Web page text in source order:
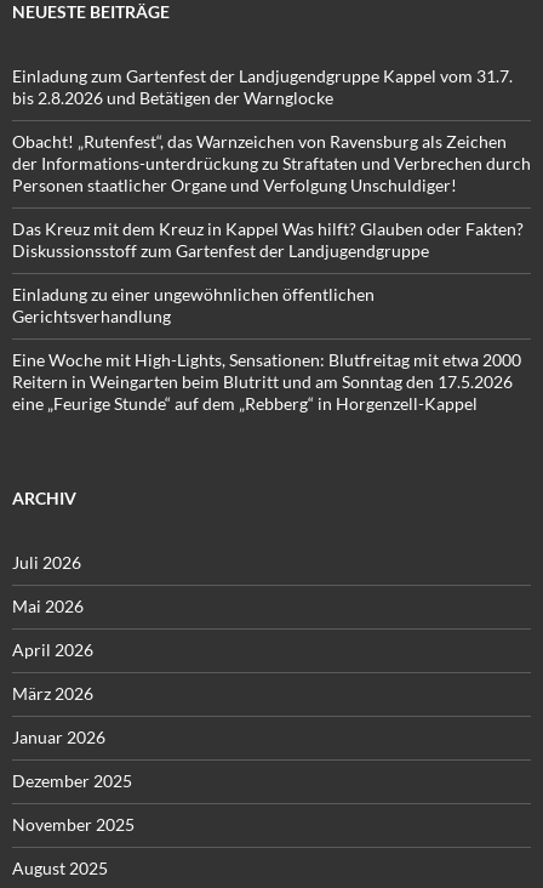
NEUESTE BEITRÄGE
Einladung zum Gartenfest der Landjugendgruppe Kappel vom 31.7.
bis 2.8.2026 und Betätigen der Warnglocke
Obacht! „Rutenfest“, das Warnzeichen von Ravensburg als Zeichen
der Informations-unterdrückung zu Straftaten und Verbrechen durch
Personen staatlicher Organe und Verfolgung Unschuldiger!
Das Kreuz mit dem Kreuz in Kappel Was hilft? Glauben oder Fakten?
Diskussionsstoff zum Gartenfest der Landjugendgruppe
Einladung zu einer ungewöhnlichen öffentlichen
Gerichtsverhandlung
Eine Woche mit High-Lights, Sensationen: Blutfreitag mit etwa 2000
Reitern in Weingarten beim Blutritt und am Sonntag den 17.5.2026
eine „Feurige Stunde“ auf dem „Rebberg“ in Horgenzell-Kappel
ARCHIV
Juli 2026
Mai 2026
April 2026
März 2026
Januar 2026
Dezember 2025
November 2025
August 2025